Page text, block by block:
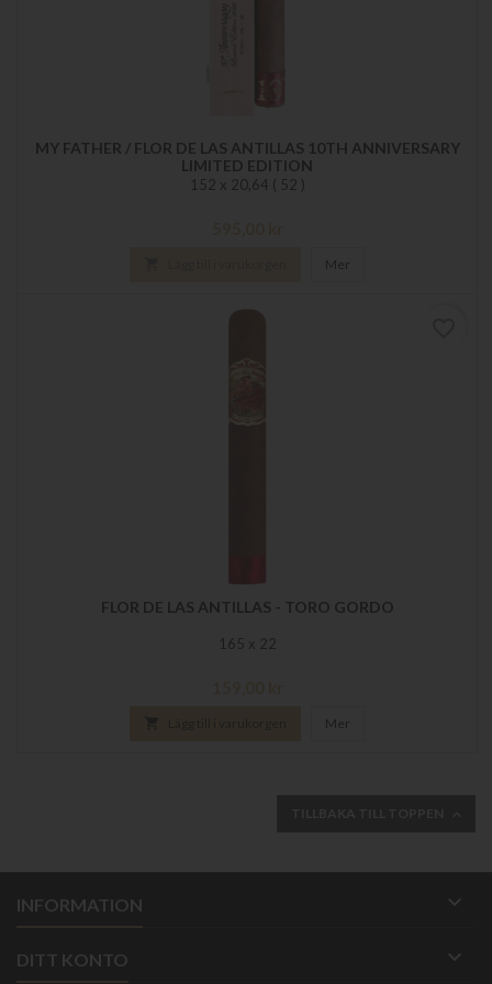
MY FATHER / FLOR DE LAS ANTILLAS 10TH ANNIVERSARY
LIMITED EDITION
152 x 20,64 ( 52 )
Mer
FLOR DE LAS ANTILLAS - TORO GORDO
165 x 22
Mer
INFORMATION 
DITT KONTO 